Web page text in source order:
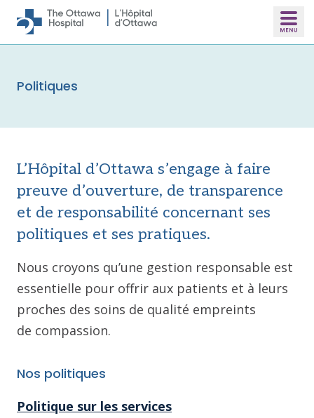
Skip to main content
Politiques
L’Hôpital d’Ottawa s’engage à faire
preuve d’ouverture, de transparence
et de responsabilité concernant ses
politiques et ses pratiques.
Nous croyons qu’une gestion responsable est
essentielle pour offrir aux patients et à leurs
proches des soins de qualité empreints
de compassion.
Nos politiques
Politique sur les services